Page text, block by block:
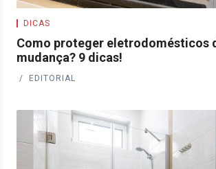
DICAS
Como proteger eletrodomésticos
mudança? 9 dicas!
EDITORIAL